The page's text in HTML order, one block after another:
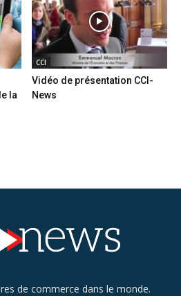
la
CCI
Vidéo de présentation CCI-
News
de commerce dans le monde.